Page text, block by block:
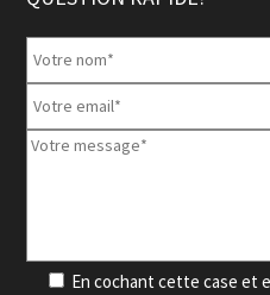
En cochant cette case et